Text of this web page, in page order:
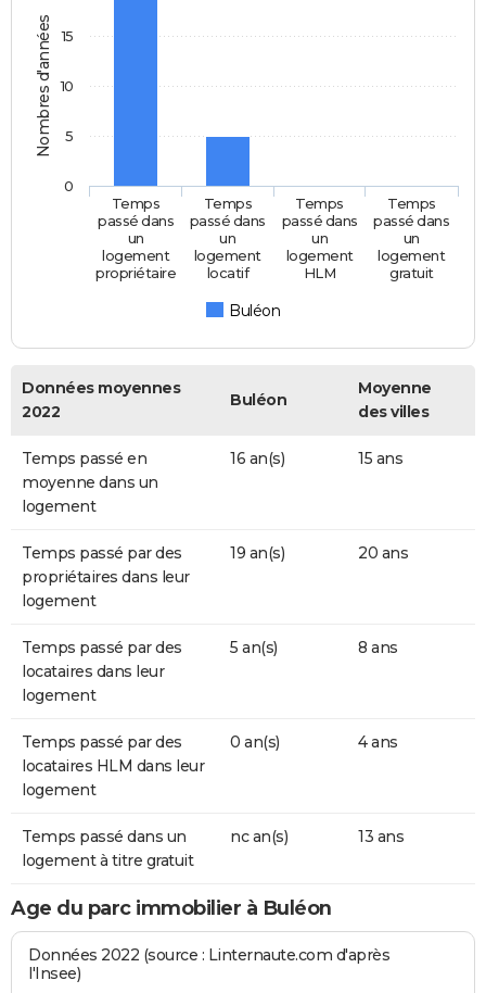
Nombres d'années
Buléon
Temps
passé dans
un
logement
propriétaire
Temps
passé dans
un
logement
locatif
Temps
passé dans
un
logement
HLM
Temps
passé dans
un
logement
gratuit
0
5
10
15
Données moyennes
2022
Buléon
Moyenne
des villes
Temps passé en
moyenne dans un
logement
16 an(s) 15 ans
Temps passé par des
propriétaires dans leur
logement
19 an(s) 20 ans
Temps passé par des
locataires dans leur
logement
5 an(s) 8 ans
Temps passé par des
locataires HLM dans leur
logement
0 an(s) 4 ans
Temps passé dans un
logement à titre gratuit
nc an(s) 13 ans
Age du parc immobilier à Buléon
Données 2022 (source : Linternaute.com d'après
l'Insee)